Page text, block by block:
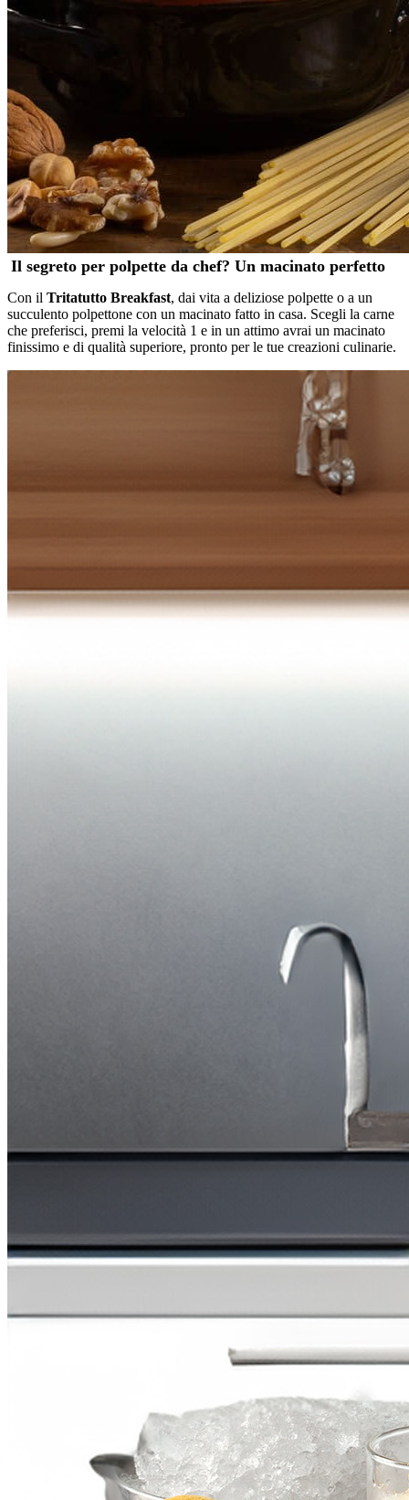
Il segreto per polpette da chef? Un macinato perfetto
Con il Tritatutto Breakfast, dai vita a deliziose polpette o a un
succulento polpettone con un macinato fatto in casa. Scegli la carne
che preferisci, premi la velocità 1 e in un attimo avrai un macinato
finissimo e di qualità superiore, pronto per le tue creazioni culinarie.